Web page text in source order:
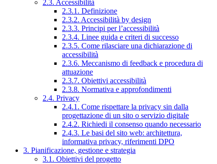
2.3. Accessibilità
2.3.1. Definizione
2.3.2. Accessibilità by design
2.3.3. Principi per l’accessibilità
2.3.4. Linee guida e criteri di successo
2.3.5. Come rilasciare una dichiarazione di
accessibilità
2.3.6. Meccanismo di feedback e procedura di
attuazione
2.3.7. Obiettivi accessibilità
2.3.8. Normativa e approfondimenti
2.4. Privacy
2.4.1. Come rispettare la privacy sin dalla
progettazione di un sito o servizio digitale
2.4.2. Richiedi il consenso quando necessario
2.4.3. Le basi del sito web: architettura,
informativa privacy, riferimenti DPO
3. Pianificazione, gestione e strategia
3.1. Obiettivi del progetto